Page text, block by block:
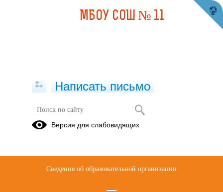
ОХРАНА ТРУДА
(посмотреть)
МБОУ СОШ № 11
Написать письмо
Версия для слабовидящих
Сведения об образовательной организации